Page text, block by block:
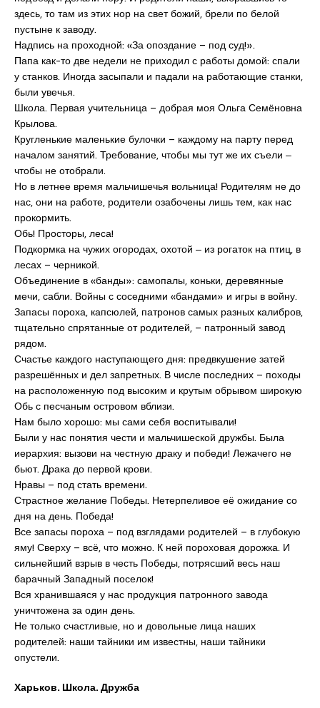
здесь, то там из этих нор на свет божий, брели по белой
пустыне к заводу.
Надпись на проходной: «За опоздание – под суд!».
Папа как-то две недели не приходил с работы домой: спали
у станков. Иногда засыпали и падали на работающие станки,
были увечья.
Школа. Первая учительница – добрая моя Ольга Семёновна
Крылова.
Кругленькие маленькие булочки – каждому на парту перед
началом занятий. Требование, чтобы мы тут же их съели ‒
чтобы не отобрали.
Но в летнее время мальчишечья вольница! Родителям не до
нас, они на работе, родители озабочены лишь тем, как нас
прокормить.
Обь! Просторы, леса!
Подкормка на чужих огородах, охотой ‒ из рогаток на птиц, в
лесах – черникой.
Объединение в «банды»: самопалы, коньки, деревянные
мечи, сабли. Войны с соседними «бандами» и игры в войну.
Запасы пороха, капсюлей, патронов самых разных калибров,
тщательно спрятанные от родителей, – патронный завод
рядом.
Счастье каждого наступающего дня: предвкушение затей
разрешённых и дел запретных. В числе последних – походы
на расположенную под высоким и крутым обрывом широкую
Обь с песчаным островом вблизи.
Нам было хорошо: мы сами себя воспитывали!
Были у нас понятия чести и мальчишеской дружбы. Была
иерархия: вызови на честную драку и победи! Лежачего не
бьют. Драка до первой крови.
Нравы – под стать времени.
Страстное желание Победы. Нетерпеливое её ожидание со
дня на день. Победа!
Все запасы пороха – под взглядами родителей – в глубокую
яму! Сверху – всё, что можно. К ней пороховая дорожка. И
сильнейший взрыв в честь Победы, потрясший весь наш
барачный Западный поселок!
Вся хранившаяся у нас продукция патронного завода
уничтожена за один день.
Не только счастливые, но и довольные лица наших
родителей: наши тайники им известны, наши тайники
опустели.
Харьков. Школа. Дружба